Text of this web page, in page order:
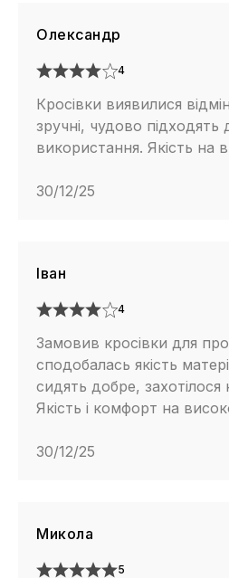
Олександр
4
Кросівки виявилися
зручні, чудово
використання. Якість на
30/12/25
Іван
4
Замовив кросівки для
сподобалась якість
сидять добре, захотілося
Якість і комфорт на
30/12/25
Микола
5